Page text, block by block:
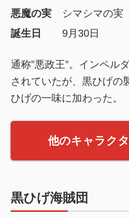
悪魔の実
シマシマの実
誕生日
9月30日
通称”悪政王”。インペル
されていたが、黒ひげの
ひげの一味に加わった。
他のキャラク
黒ひげ海賊団